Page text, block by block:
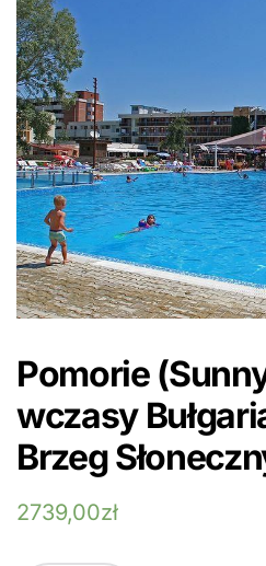
Pomorie
wczasy
Brzeg
2739,00zł